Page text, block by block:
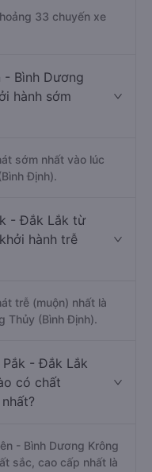
33 chuyến xe
- Bình Dương
hành sớm
sớm nhất vào lúc
Định).
- Đắk Lắk từ
hành trễ
trễ (muộn) nhất là
Thủy (Bình Định).
Pắk - Đắk Lắk
có chất
- Bình Dương Krông
sắc, cao cấp nhất là